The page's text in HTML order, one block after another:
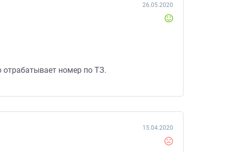
26.05.2020
отрабатывает номер по ТЗ.
15.04.2020